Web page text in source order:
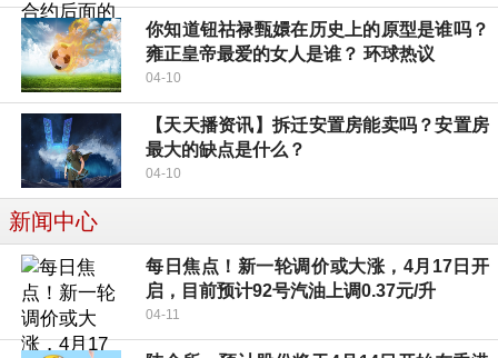
你知道钮祜禄甄嬛在历史上的原型是谁吗？
雍正皇帝最爱的女人是谁？ 环球热议
04-10
【天天播资讯】拆迁安置房能卖吗？安置房
最大的缺点是什么？
04-10
新闻中心
每日焦点！新一轮调价或大涨，4月17日开
启，目前预计92号汽油上调0.37元/升
04-11